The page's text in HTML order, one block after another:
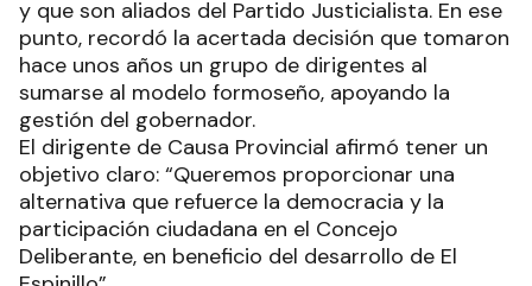
y que son aliados del Partido Justicialista. En ese
punto, recordó la acertada decisión que tomaron
hace unos años un grupo de dirigentes al
sumarse al modelo formoseño, apoyando la
gestión del gobernador.
El dirigente de Causa Provincial afirmó tener un
objetivo claro: “Queremos proporcionar una
alternativa que refuerce la democracia y la
participación ciudadana en el Concejo
Deliberante, en beneficio del desarrollo de El